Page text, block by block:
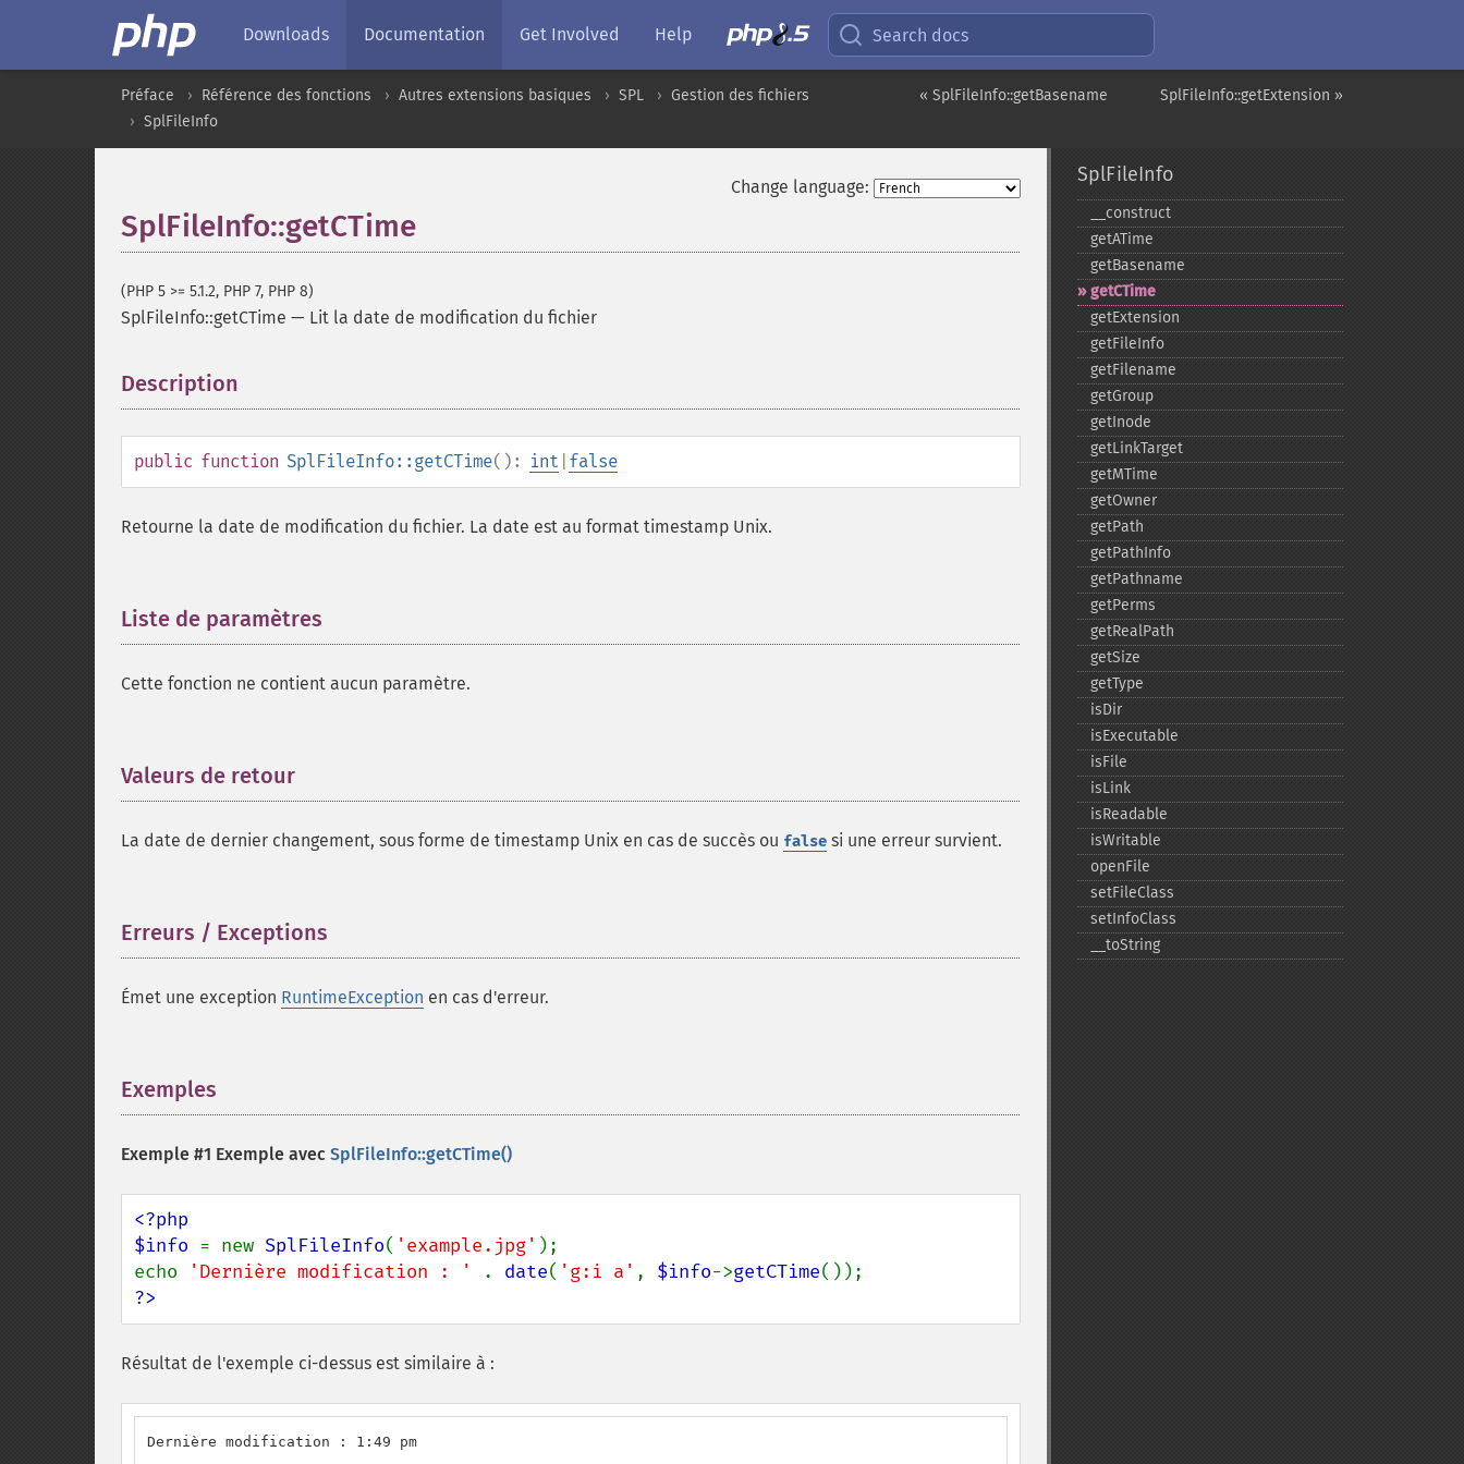
Downloads Documentation Get Involved Help Search docs
SplFileInfo::getExtension »
« SplFileInfo::getBasename
Préface Référence des fonctions Autres extensions basiques SPL
Gestion des fichiers
SplFileInfo
Change language:
SplFileInfo::getCTime
(PHP 5 >= 5.1.2, PHP 7, PHP 8)
SplFileInfo::getCTime — Lit la date de modification du fichier
Description
public function SplFileInfo::getCTime(): int false
Retourne la date de modification du fichier. La date est au format timestamp Unix.
Liste de paramètres
Cette fonction ne contient aucun paramètre.
Valeurs de retour
La date de dernier changement, sous forme de timestamp Unix en cas de succès ou false si une erreur survient.
Erreurs / Exceptions
Émet une exception RuntimeException en cas d'erreur.
Exemples
Exemple #1 Exemple avec SplFileInfo::getCTime()
<?php
$info = new SplFileInfo( 'example.jpg' );
echo
'Dernière modification : ' . date( 'g:i a' , $info->getCTime
?>
Résultat de l'exemple ci-dessus est similaire à :
Dernière modification : 1:49 pm
SplFileInfo
_​_​construct
getATime
getBasename
getCTime
getExtension
getFileInfo
getFilename
getGroup
getInode
getLinkTarget
getMTime
getOwner
getPath
getPathInfo
getPathname
getPerms
getRealPath
getSize
getType
isDir
isExecutable
isFile
isLink
isReadable
isWritable
openFile
setFileClass
setInfoClass
_​_​toString